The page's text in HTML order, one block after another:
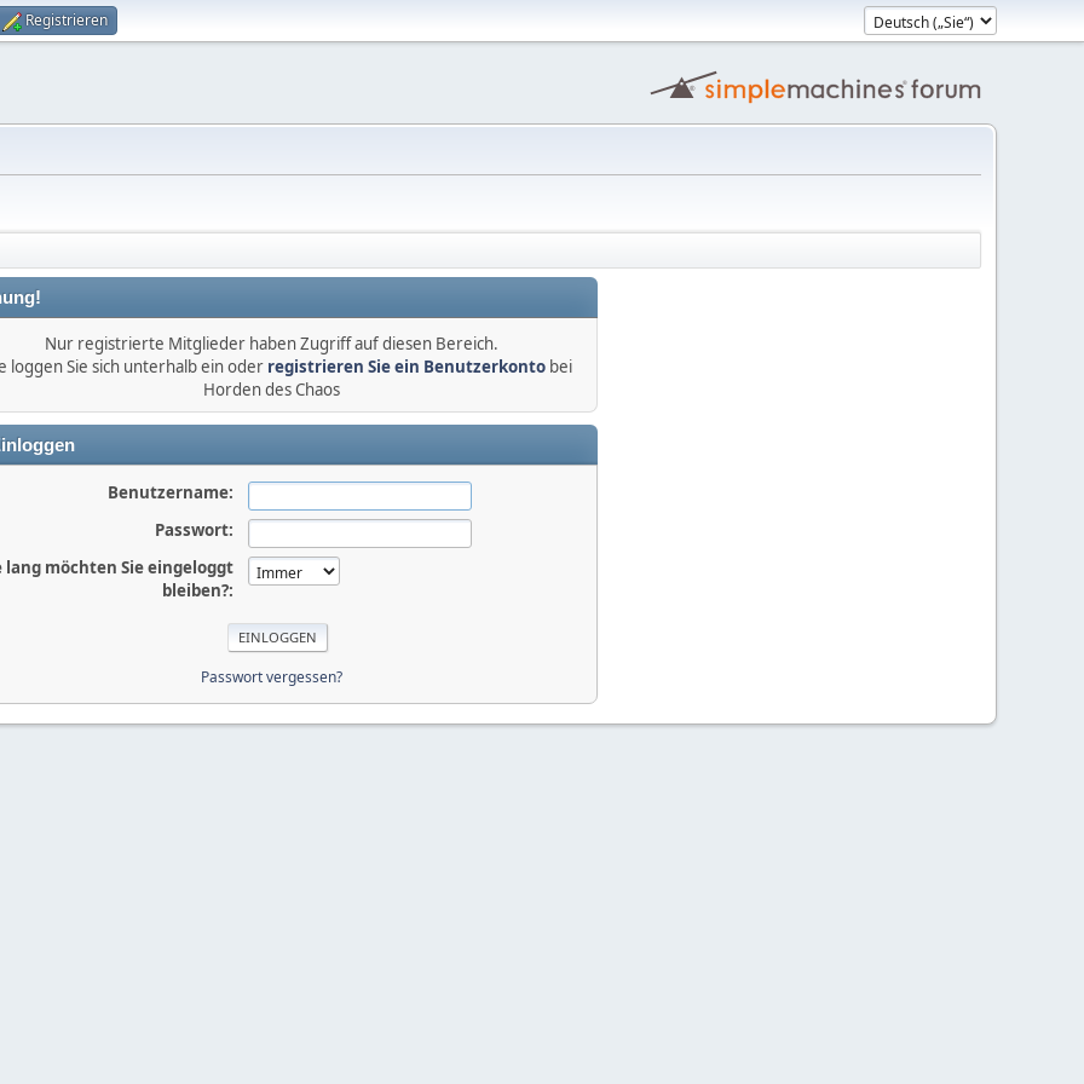
Registrieren
Nur registrierte Mitglieder haben Zugriff auf diesen Bereich.
loggen Sie sich unterhalb ein oder registrieren Sie ein Benutzerkontobei
Horden des Chaos
Benutzername:
Passwort:
lang möchten Sie eingeloggt
bleiben?:
Passwort vergessen?